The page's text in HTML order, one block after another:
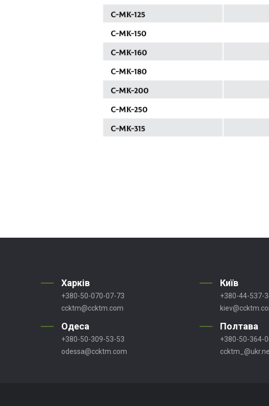
Харків
+380-50-070-07-73
ccktm@ccktm.com
Київ
+380-44-537-
Одеса
+380-50-309-53-53
odessa@ccktm.com
Полтава
+380-50-364-